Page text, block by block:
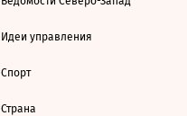
Идеи управления
Спорт
Страна